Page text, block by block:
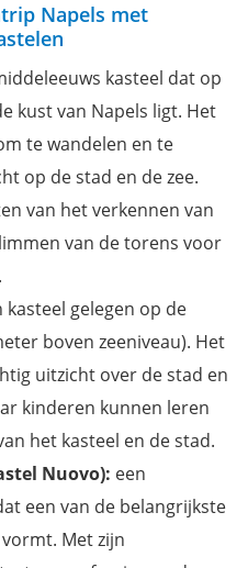
vakantie in Napels?
Napels met
kasteel dat op
kust van Napels ligt. Het
te wandelen en te
op de stad en de zee.
van het verkennen van
van de torens voor
kasteel gelegen op de
boven zeeniveau). Het
uitzicht over de stad en
kinderen kunnen leren
het kasteel en de stad.
Nuovo): een
een van de belangrijkste
Met zijn